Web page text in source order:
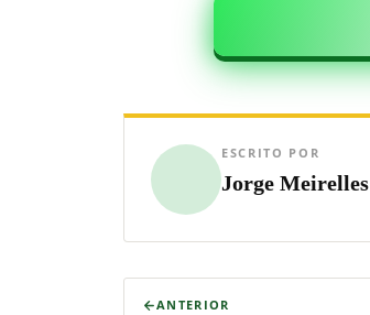
ESCRITO POR
Jorge Meirelles
ANTERIOR